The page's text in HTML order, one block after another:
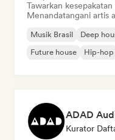
Tawarkan
Menandatangani artis
Musik Brasil Deep
Future house
Hip-hop
ADAD
Kurator